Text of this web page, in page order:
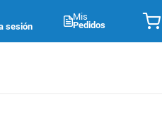
Mis
Pedidos